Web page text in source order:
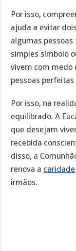
Por isso,
ajuda a evitar
algumas
simples símbolo
vivem com medo
pessoas
Por isso, na
equilibrado. A
que desejam
recebida
disso, a
renova a caridade
irmãos.